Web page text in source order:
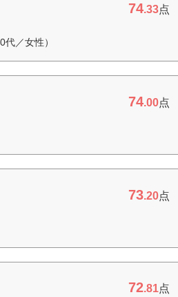
74.33点
／女性）
74.00点
73.20点
72.81点